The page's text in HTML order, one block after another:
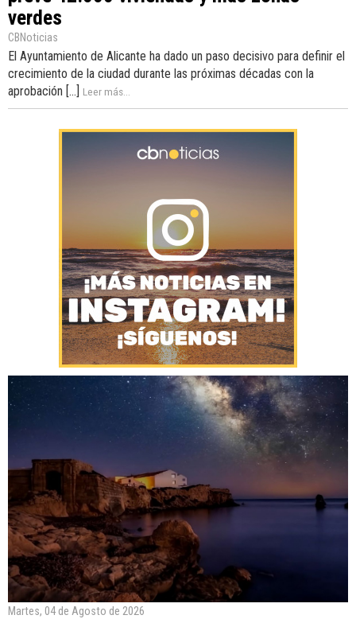
verdes
CBNoticias
El Ayuntamiento de Alicante ha dado un paso decisivo para definir el
crecimiento de la ciudad durante las próximas décadas con la
aprobación [...] Leer más...
Martes, 04 de Agosto de 2026